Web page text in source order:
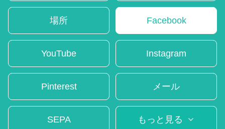
場所 Facebook
YouTube Instagram
Pinterest メール
SEPA もっと見る